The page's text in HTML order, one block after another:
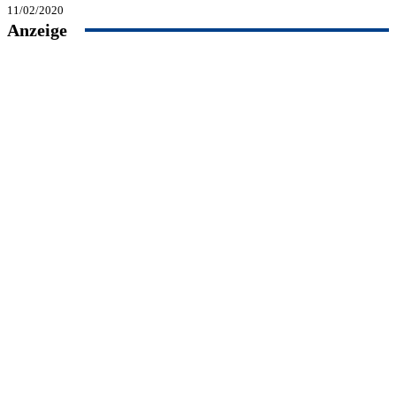
11/02/2020
Anzeige